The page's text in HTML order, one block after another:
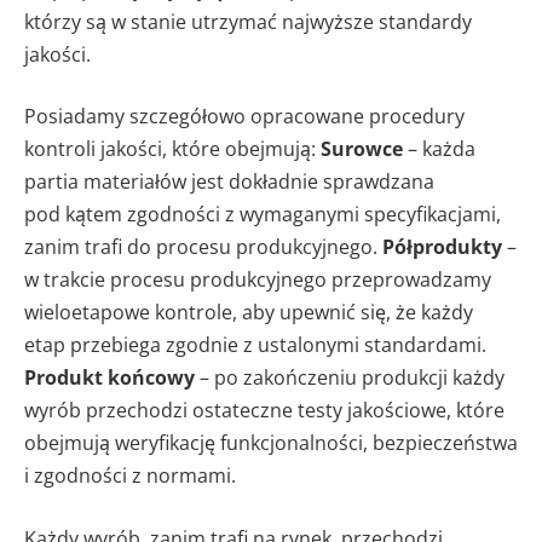
którzy są w stanie utrzymać najwyższe standardy
jakości.
Posiadamy szczegółowo opracowane procedury
kontroli jakości, które obejmują: Surowce– każda
partia materiałów jest dokładnie sprawdzana
pod kątem zgodności z wymaganymi specyfikacjami,
zanim trafi do procesu produkcyjnego. Półprodukty–
w trakcie procesu produkcyjnego przeprowadzamy
wieloetapowe kontrole, aby upewnić się, że każdy
etap przebiega zgodnie z ustalonymi standardami.
Produkt końcowy– po zakończeniu produkcji każdy
wyrób przechodzi ostateczne testy jakościowe, które
obejmują weryfikację funkcjonalności, bezpieczeństwa
i zgodności z normami.